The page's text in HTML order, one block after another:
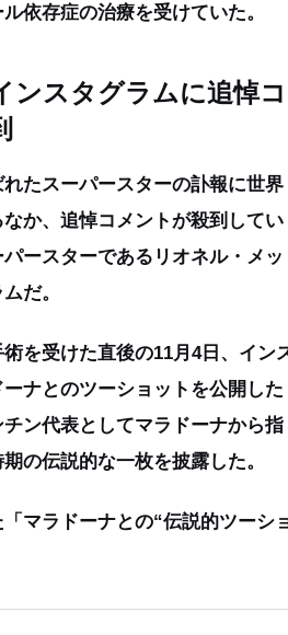
依存症の治療を受けていた。
ンスタグラムに追悼コ
れたスーパースターの訃報に世界
か、追悼コメントが殺到してい
ースターであるリオネル・メッ
だ。
を受けた直後の11月4日、イン
ナとのツーショットを公開した
ン代表としてマラドーナから指
の伝説的な一枚を披露した。
マラドーナとの“伝説的ツーシ